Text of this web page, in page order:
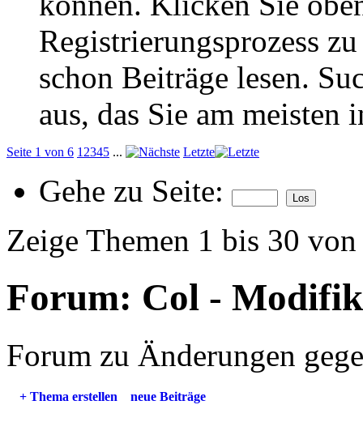
Registrierungsprozess
schon Beiträge lesen.
aus, das Sie am meisten
Seite 1 von 6 1 2345 ... Letzte
Gehe zu Seite:
Zeige Themen 1 bis 30
Forum: Col -
Forum zu Änderungen
+ Thema erstellen neue Beiträge